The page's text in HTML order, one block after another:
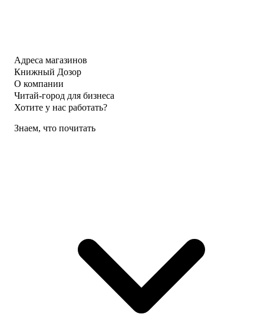
Адреса магазинов
Книжный Дозор
О компании
Читай-город для бизнеса
Хотите у нас работать?
Знаем, что почитать